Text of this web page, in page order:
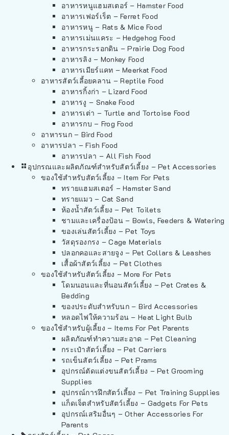
อาหารหนูแฮมสเตอร์ – Hamster Food
อาหารเฟอร์เร็ต – Ferret Food
อาหารหนู – Rats & Mice Food
อาหารเม่นแคระ – Hedgehog Food
อาหารกระรอกดิน – Prairie Dog Food
อาหารลิง – Monkey Food
อาหารเมียร์แคท – Meerkat Food
อาหารสัตว์เลี้อยคลาน – Reptile Food
อาหารกิ้งก่า – Lizard Food
อาหารงู – Snake Food
อาหารเต่า – Turtle and Tortoise Food
อาหารกบ – Frog Food
อาหารนก – Bird Food
อาหารปลา – Fish Food
อาหารปลา – All Fish Food
อุปกรณและผลิตภัณฑ์สำหรับสัตว์เลี้ยง – Pet Accessories
ของใช้สำหรับสัตว์เลี้ยง – Item For Pets
ทรายแฮมสเตอร์ – Hamster Sand
ทรายแมว – Cat Sand
ห้องน้ำสัตว์เลี้ยง – Pet Toilets
ชามและเครื่องป้อน – Bowls, Feeders & Watering
ของเล่นสัตว์เลี้ยง – Pet Toys
วัสดุรองกรง – Cage Materials
ปลอกคอและสายจูง – Pet Collars & Leashes
เสื้อผ้าสัตว์เลี้ยง – Pet Clothes
ของใช้สำหรับสัตว์เลี้ยง – More For Pets
โดมนอนและที่นอนสัตว์เลี้ยง – Pet Crates &
Bedding
ของประดับสำหรับนก – Bird Accessories
หลอดไฟให้ความร้อน – Heat Light Bulb
ของใช้สำหรับผู้เลี้ยง – Items For Pet Parents
ผลิตภัณฑ์ทำความสะอาด – Pet Cleaning
กระเป๋าสัตว์เลี้ยง – Pet Carriers
รถเข็นสัตว์เลี้ยง – Pet Prams
อุปกรณ์ตัดแต่งขนสัตว์เลี้ยง – Pet Grooming
Supplies
อุปกรณ์การฝึกสัตว์เลี้ยง – Pet Training Supplies
แก็ดเจ็ตสำหรับสัตว์เลี้ยง – Gadgets For Pets
อุปกรณ์เสริมอื่นๆ – Other Accessories For
Parents